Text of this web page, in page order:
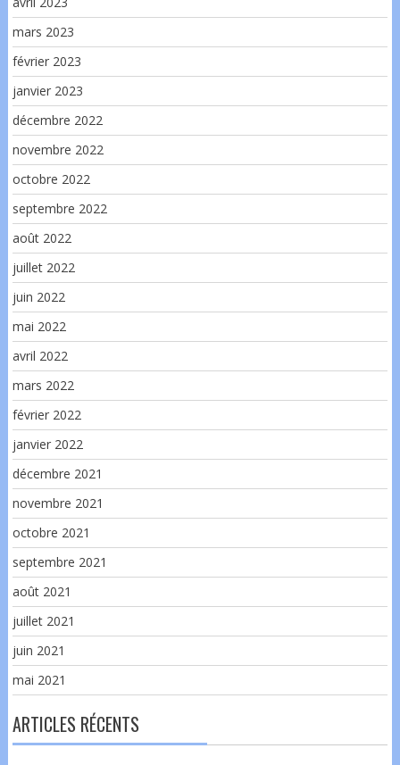
mars 2023
février 2023
janvier 2023
décembre 2022
novembre 2022
octobre 2022
septembre 2022
août 2022
juillet 2022
juin 2022
mai 2022
avril 2022
mars 2022
février 2022
janvier 2022
décembre 2021
novembre 2021
octobre 2021
septembre 2021
août 2021
juillet 2021
juin 2021
mai 2021
ARTICLES RÉCENTS